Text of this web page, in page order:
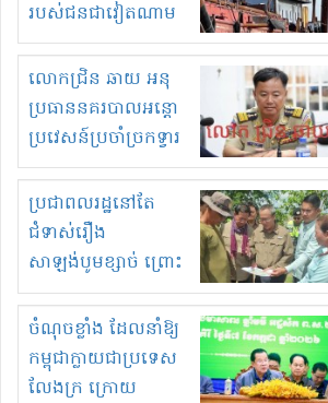
របស់ជនជាវៀតណាម
ចូល មកខុស
ច្បាប់លួចបូមខ្សាច់នៅ
ក្នុងប្រទេសកម្ពុជា
លោកជ្រិន ឆាយ អនុ
ប្រធាននគរបាលអន្តោ
ប្រវេសន៍ប្រចាំច្រកទ្វារ
ព្រំដែនភ្នំឌិន និងឈ្មួញ
មួយចំនួនទៀត
កំពង់តែគុបគិតគ្នា
ធ្វើសកម្មភាពរកស៊ីនិង
ស្តុកទំនិញគេចពន្ធ?
ប្រជាពលរដ្ឋនៅតែ
ជំទាស់រឿង
សាឡង់បូមខ្សាច់ ព្រោះ
ខ្លាចបាក់ច្រាំងទៀត!
ចំណុចខ្លាំង ដែលនាំឱ្យ
កម្ពុជាក្លាយជាប្រទេស
លែងក្រ ក្រោយ